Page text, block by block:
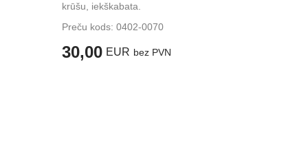
krūšu, iekškabata.
Preču kods: 0402-0070
30,00 EUR bez PVN